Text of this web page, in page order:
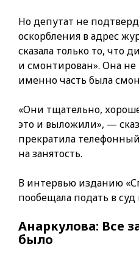
Но депутат не
оскорбления в адрес
сказала только то, что
и смонтирован». Она не
именно часть была
«Они тщательно,
это и выложили», —
прекратила
на занятость.
В интервью изданию
пообещала подать в
Анаркулова: Все
было